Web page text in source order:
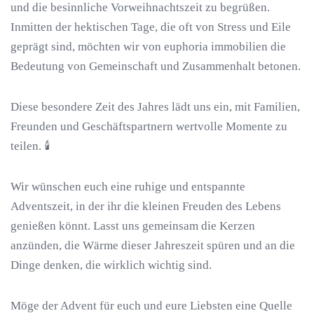
und die besinnliche Vorweihnachtszeit zu begrüßen.
Inmitten der hektischen Tage, die oft von Stress und Eile
geprägt sind, möchten wir von euphoria immobilien die
Bedeutung von Gemeinschaft und Zusammenhalt betonen.
Diese besondere Zeit des Jahres lädt uns ein, mit Familien,
Freunden und Geschäftspartnern wertvolle Momente zu
teilen. 🕯️
Wir wünschen euch eine ruhige und entspannte
Adventszeit, in der ihr die kleinen Freuden des Lebens
genießen könnt. Lasst uns gemeinsam die Kerzen
anzünden, die Wärme dieser Jahreszeit spüren und an die
Dinge denken, die wirklich wichtig sind.
Möge der Advent für euch und eure Liebsten eine Quelle